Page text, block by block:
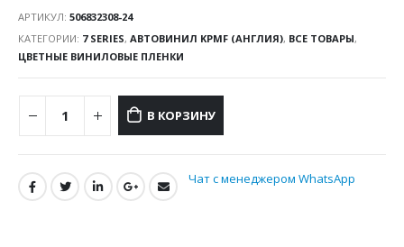
АРТИКУЛ: 506832308-24
КАТЕГОРИИ: 7 SERIES, АВТОВИНИЛ KPMF (АНГЛИЯ), ВСЕ ТОВАРЫ,
ЦВЕТНЫЕ ВИНИЛОВЫЕ ПЛЕНКИ
В КОРЗИНУ
Чат с менеджером WhatsApp